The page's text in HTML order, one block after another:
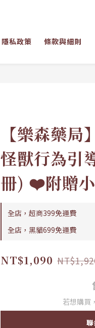
隱私政策 條款與細則
【樂森藥
怪獸行為引
冊) ❤️附贈
全店，超商399免運費
全店，黑貓699免運費
NT$1,090
若想購買